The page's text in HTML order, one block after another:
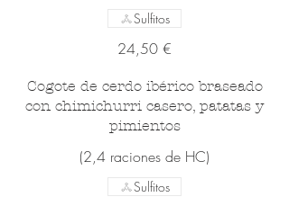
24,50 €
Sulfitos
Cogote de cerdo ibérico braseado
con chimichurri casero, patatas y
pimientos
(2,4 raciones de HC)
Sulfitos